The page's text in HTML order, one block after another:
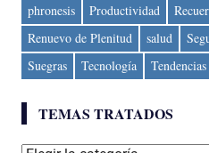
phronesis
Productividad
Renuevo de Plenitud
salud
Suegras
Tecnología Tendencias
TEMAS TRATADOS